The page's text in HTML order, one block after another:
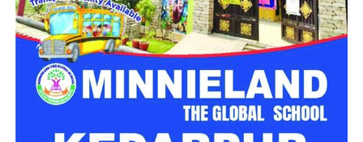
कार्यक्रम तिथि और समय
अधिसूचना जारी होने की तिथि
09 जून 2026
ऑनलाइन आवेदन शुरू होने की तिथि
16 जून 2026 (दोपहर 12:00 बजे से)
आवेदन करने की अंतिम तिथि
15 जुलाई 2026 (रात 11:59 बजे
तक)
परीक्षा की तिथि
जल्द ही घोषित की जाएगी